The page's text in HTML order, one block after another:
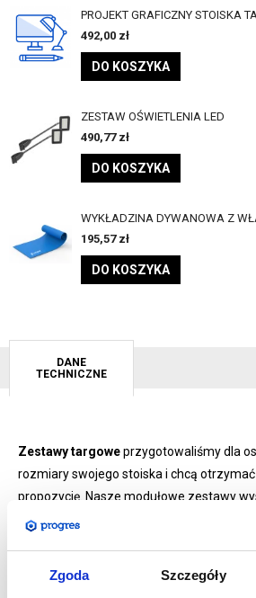
Zgoda Szczegóły
PROJEKT GRAFICZNY STOISKA
492,00 zł
DO KOSZYKA
ZESTAW OŚWIETLENIA LED
490,77 zł
DO KOSZYKA
WYKŁADZINA DYWANOWA Z
195,57 zł
DO KOSZYKA
DANE
TECHNICZNE
Zestawy targoweprzygotowaliśmy dla
rozmiary swojego stoiska i chcą
propozycję. Nasze modułowe zestawy
idealnie skomponowane stanowiska
prosty i nie wymaga użycia dodatkowych